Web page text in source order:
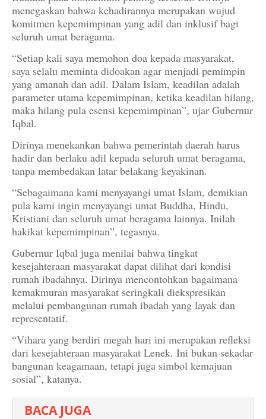
menegaskan bahwa kehadirannya merupakan wujud
komitmen kepemimpinan yang adil dan inklusif bagi
seluruh umat beragama.
“Setiap kali saya memohon doa kepada masyarakat,
saya selalu meminta didoakan agar menjadi pemimpin
yang amanah dan adil. Dalam Islam, keadilan adalah
parameter utama kepemimpinan, ketika keadilan hilang,
maka hilang pula esensi kepemimpinan”, ujar Gubernur
Iqbal.
Dirinya menekankan bahwa pemerintah daerah harus
hadir dan berlaku adil kepada seluruh umat beragama,
tanpa membedakan latar belakang keyakinan.
“Sebagaimana kami menyayangi umat Islam, demikian
pula kami ingin menyayangi umat Buddha, Hindu,
Kristiani dan seluruh umat beragama lainnya. Inilah
hakikat kepemimpinan”, tegasnya.
Gubernur Iqbal juga menilai bahwa tingkat
kesejahteraan masyarakat dapat dilihat dari kondisi
rumah ibadahnya. Dirinya mencontohkan bagaimana
kemakmuran masyarakat seringkali diekspresikan
melalui pembangunan rumah ibadah yang layak dan
representatif.
“Vihara yang berdiri megah hari ini merupakan refleksi
dari kesejahteraan masyarakat Lenek. Ini bukan sekadar
bangunan keagamaan, tetapi juga simbol kemajuan
sosial”, katanya.
BACA JUGA